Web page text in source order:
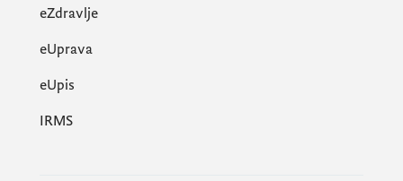
DIGITALNOG DRUŠTVA I MEDIJA
eZdravlje
eUprava
еUpis
IRMS